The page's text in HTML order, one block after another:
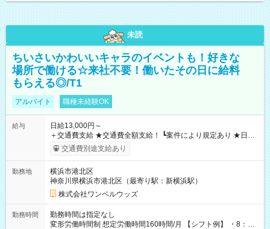
未読
ちいさいかわいいキャラのイベントも！好きな
場所で働ける☆来社不要！働いたその日に給料
もらえる◎/T1
アルバイト 職種未経験OK
給与
日給13,000円～
＋交通費支給 ★交通費全額支給！ ┗案件により規定あり ★日払
いOK！（規定あり） ┗働いたその日に現金GET♪ お仕事後はコ
ンビニATMから 日払い分を引き落とせます！ 【試用期間】試
交通費別途支給あり
勤務地
横浜市港北区
神奈川県横浜市港北区（最寄り駅：新横浜駅）
株式会社ワンベルウッズ
勤務時間
勤務時間は指定なし
変形労働時間制 想定労働時間160時間/月 【シフト例】 ・8：00